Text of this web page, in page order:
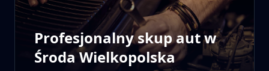
Profesjonalny skup aut w
Środa Wielkopolska